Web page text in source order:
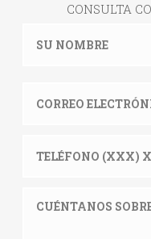
CONSULTA
nombre
electrónico
(XXX)
XXXX
sobre